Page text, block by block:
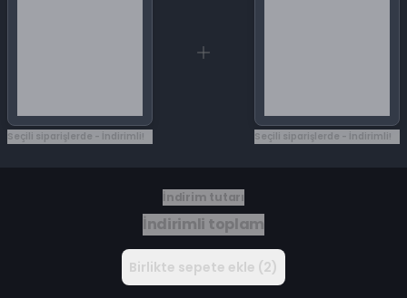
Seçili siparişlerde - İndirimli! Seçili siparişlerde - İndirimli!
İndirim tutarı
İndirimli toplam
Birlikte sepete ekle (2)